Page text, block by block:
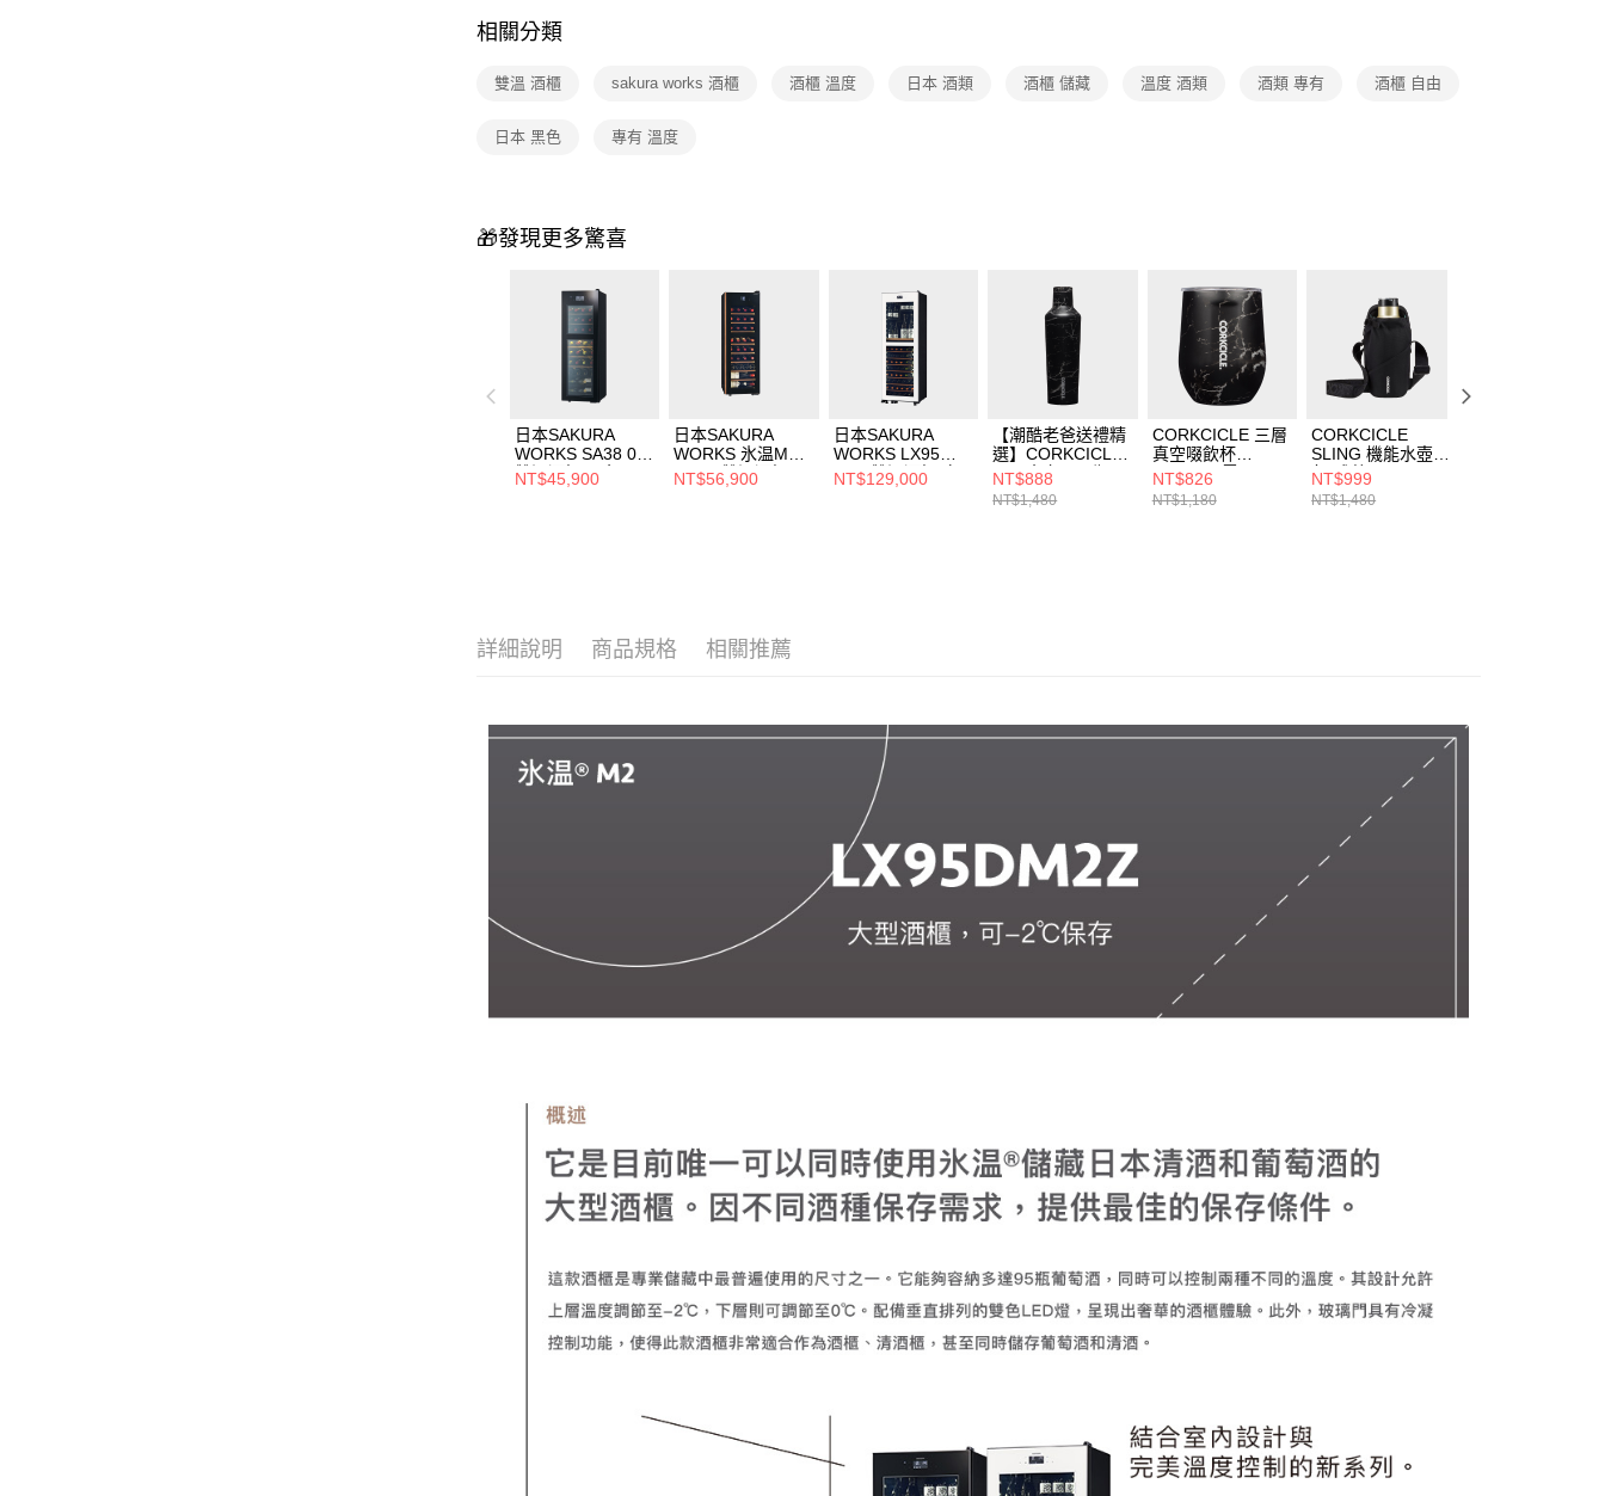
相關分類
雙溫 酒櫃 sakura works 酒櫃 酒櫃 溫度 日本 酒類 酒櫃 儲藏 溫度 酒類 酒類 專有 酒櫃 自由
日本 黑色 專有 溫度
🎁發現更多驚喜
日本SAKURA
WORKS SA38 0℃
雙溫酒櫃 黑色
NT$45,900
日本SAKURA
WORKS 氷温M5
GX38 雙溫酒櫃 黑
色(右開)
NT$56,900
日本SAKURA
WORKS LX95
-2℃ 雙溫酒櫃 白
NT$129,000
【潮酷老爸送禮精
選】CORKCICLE
三層真空易口瓶
475ml-黑雲石
NT$888
NT$1,480
CORKCICLE 三層
真空啜飲杯
355ml-黑雲石
NT$826
NT$1,180
CORKCICLE
SLING 機能水壺
包-成熟黑
NT$999
NT$1,480
詳細說明 商品規格 相關推薦